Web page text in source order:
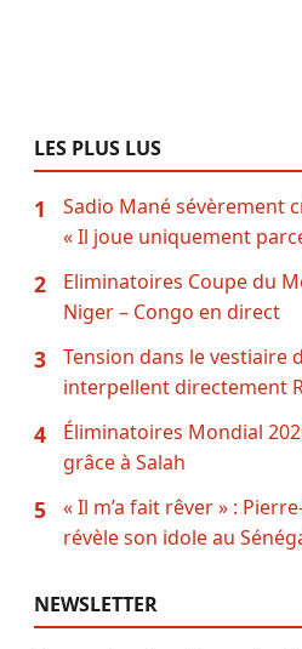
LES PLUS LUS
1
Sadio Mané sévèrement
« Il joue uniquement
2
Eliminatoires Coupe du
Niger – Congo en direct
3
Tension dans le vestiaire
interpellent directement
4
Éliminatoires Mondial
grâce à Salah
5
« Il m’a fait rêver » :
révèle son idole au
NEWSLETTER